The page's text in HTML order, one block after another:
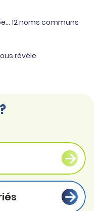
12 noms communs
révèle